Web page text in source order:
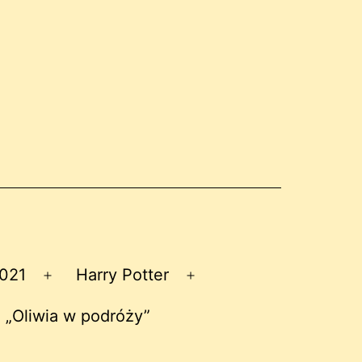
Rozwiń
menu
Harry Potter
w podróży”